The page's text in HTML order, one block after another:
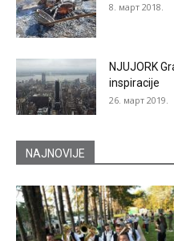
8. март 2018.
NJUJORK
inspiracije
26. март 2019.
NAJNOVIJE